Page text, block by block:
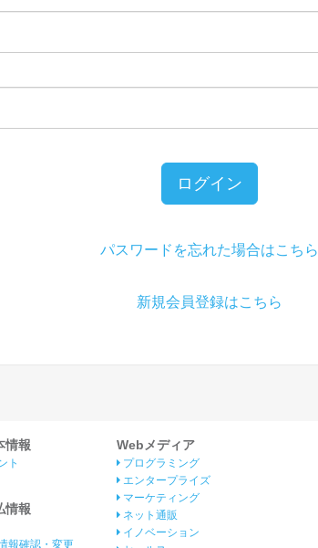
ログイン
パスワードを忘れた場合はこちら
新規会員登録はこちら
情報
ト
情報
報確認・変更
Webメディア
プログラミング
エンタープライズ
マーケティング
ネット通販
イノベーション